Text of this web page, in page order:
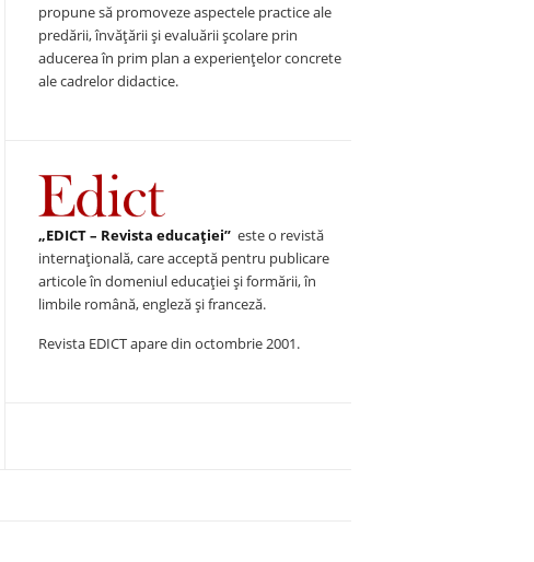
propune să promoveze aspectele practice ale
predării, învăţării şi evaluării şcolare prin
aducerea în prim plan a experienţelor concrete
ale cadrelor didactice.
„EDICT – Revista educației” este o revistă
internațională, care acceptă pentru publicare
articole în domeniul educației și formării, în
limbile română, engleză și franceză.
Revista EDICT apare din octombrie 2001.